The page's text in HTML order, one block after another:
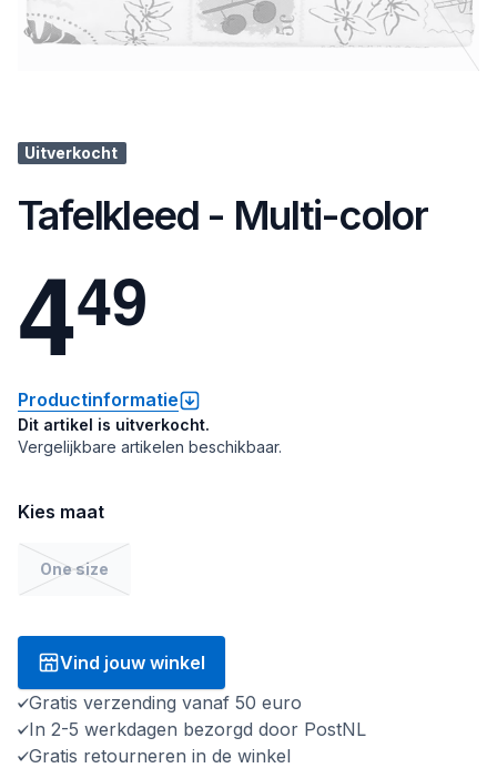
Uitverkocht
Tafelkleed - Multi-color
449
Productinformatie
Dit artikel is uitverkocht.
Vergelijkbare artikelen beschikbaar.
Kies maat
One size
Vind jouw winkel
Gratis verzending vanaf 50 euro
In 2-5 werkdagen bezorgd door PostNL
Gratis retourneren in de winkel